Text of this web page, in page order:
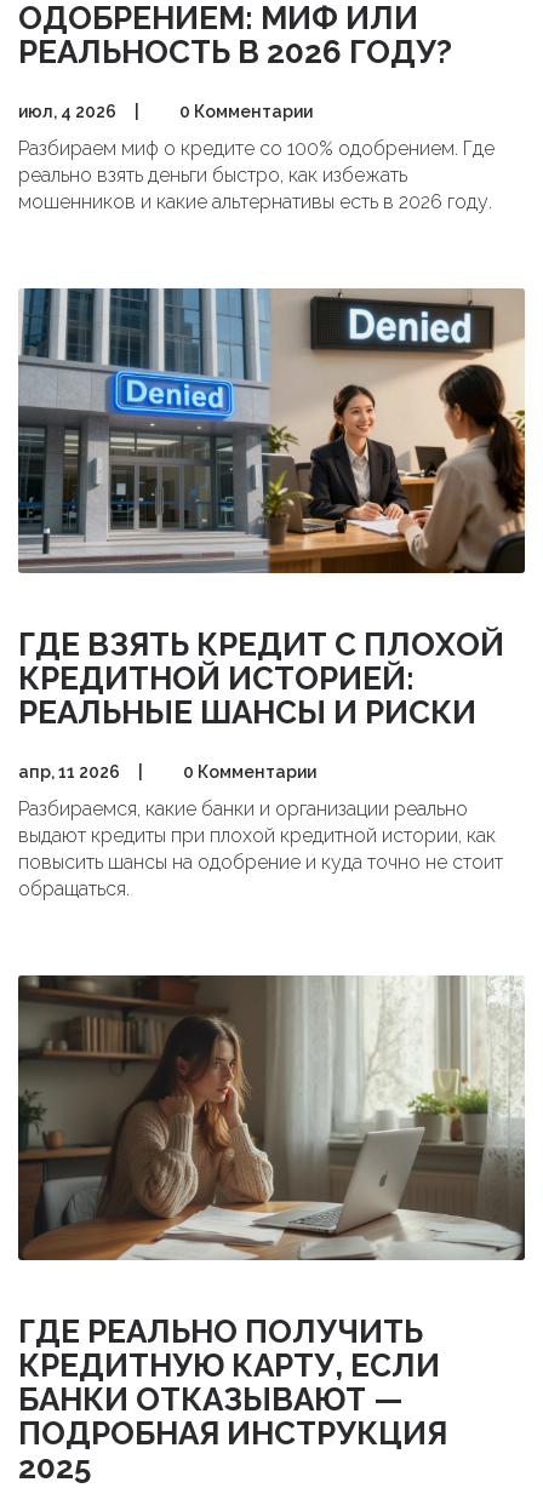
ОДОБРЕНИЕМ: МИФ ИЛИ
РЕАЛЬНОСТЬ В 2026 ГОДУ?
июл, 4 2026 0 Комментарии
Разбираем миф о кредите со 100% одобрением. Где
реально взять деньги быстро, как избежать
мошенников и какие альтернативы есть в 2026 году.
ГДЕ ВЗЯТЬ КРЕДИТ С ПЛОХОЙ
КРЕДИТНОЙ ИСТОРИЕЙ:
РЕАЛЬНЫЕ ШАНСЫ И РИСКИ
апр, 11 2026 0 Комментарии
Разбираемся, какие банки и организации реально
выдают кредиты при плохой кредитной истории, как
повысить шансы на одобрение и куда точно не стоит
обращаться.
ГДЕ РЕАЛЬНО ПОЛУЧИТЬ
КРЕДИТНУЮ КАРТУ, ЕСЛИ
БАНКИ ОТКАЗЫВАЮТ —
ПОДРОБНАЯ ИНСТРУКЦИЯ
2025